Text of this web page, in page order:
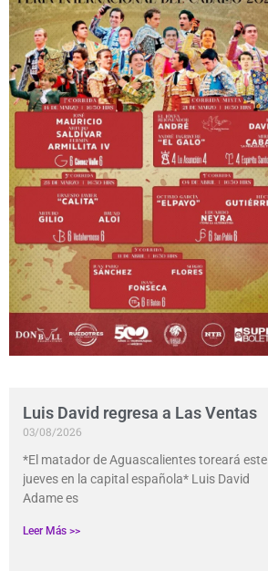
Luis David regresa a Las Ventas
03/08/2026
*El matador de Aguascalientes toreará este
jueves en la capital española* Luis David
Adame es
Leer Más >>